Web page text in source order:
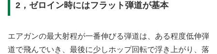
2，ゼロイン時にはフラット弾道が基本
エアガンの最大射程が一番伸びる弾道は、ある程度低伸弾
道で飛んでいき、最後に少しホップ回転で浮き上がり、落